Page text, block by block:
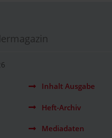
Inhalt Ausgabe
Heft-Archiv
Mediadaten